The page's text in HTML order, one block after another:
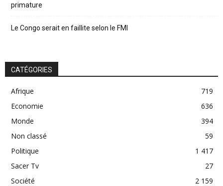
primature
Le Congo serait en faillite selon le FMI
CATÉGORIES
Afrique
719
Economie
636
Monde
394
Non classé
59
Politique
1 417
Sacer Tv
27
Société
2 159